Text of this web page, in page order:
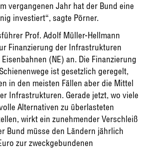
vergangenen Jahr hat der Bund eine
investiert“, sagte Pörner.
Prof. Adolf Müller-Hellmann
Finanzierung der Infrastrukturen
(NE) an. Die Finanzierung
ist gesetzlich geregelt,
in den meisten Fällen aber die Mittel
Infrastrukturen. Gerade jetzt, wo viele
Alternativen zu überlasteten
wirkt ein zunehmender Verschleiß
Bund müsse den Ländern jährlich
zur zweckgebundenen